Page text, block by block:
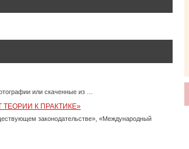
или скаченные из …
К ПРАКТИКЕ»
законодательстве», «Международный